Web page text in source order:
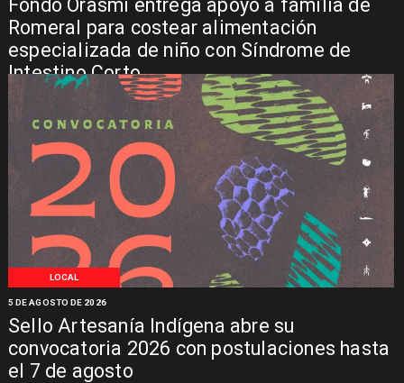
Fondo Orasmi entrega apoyo a familia de
Romeral para costear alimentación
especializada de niño con Síndrome de
Intestino Corto
LOCAL
Sello Artesanía Indígena abre su
convocatoria 2026 con postulaciones hasta
el 7 de agosto
5 DE AGOSTO DE 2026